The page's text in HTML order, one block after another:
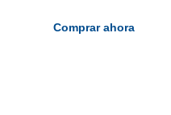
Comprar ahora